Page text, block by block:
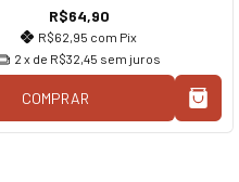
R$64,90
R$62,95 com Pix
2 x de R$32,45 sem juros
COMPRAR